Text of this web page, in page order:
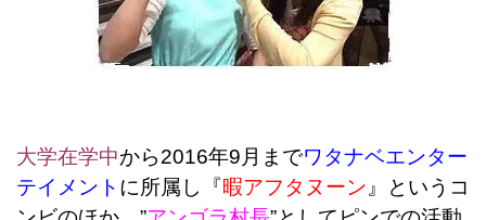
大学在学中から2016年9月までワタナベエンター
テイメント に所属し『暇アフタヌーン』というコ